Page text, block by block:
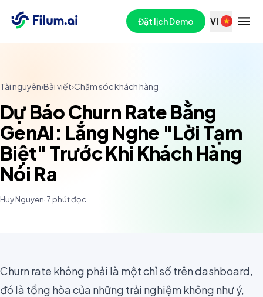
Đặt lịch Demo VI
Tài nguyên›Bài viết›Chăm sóc khách hàng
Dự Báo Churn Rate Bằng
GenAI: Lắng Nghe "Lời Tạm
Biệt" Trước Khi Khách Hàng
Nói Ra
Huy Nguyen·7 phút đọc
Churn rate không phải là một chỉ số trên dashboard,
đó là tổng hòa của những trải nghiệm không như ý,